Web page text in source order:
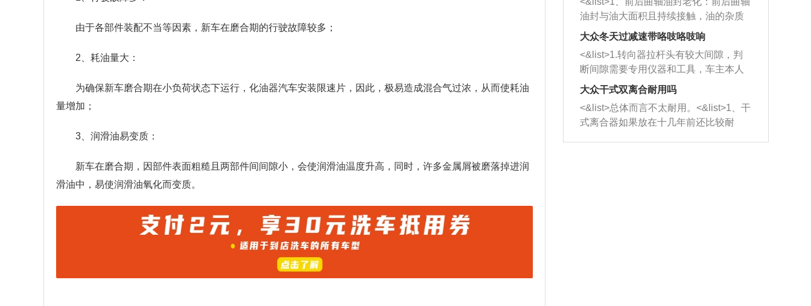
由于各部件装配不当等因素，新车在磨合期的行驶故障较多；
2、耗油量大：
为确保新车磨合期在小负荷状态下运行，化油器汽车安装限速片，因此，极易造成混合气过浓，从而使耗油
量增加；
3、润滑油易变质：
新车在磨合期，因部件表面粗糙且两部件间间隙小，会使润滑油温度升高，同时，许多金属屑被磨落掉进润
滑油中，易使润滑油氧化而变质。
的堵塞，就需要将三元催化器泡在草酸
洗剂对堵塞的情况得到解决，将清洗剂
放在燃油箱中，与燃油混合后，车辆启
动时，就可以和汽油一起进入到燃烧
室，最后形成废气排出，就可以让三元
催化器得到清洗，排气管堵塞的情况就
能够得到解决。
一圈半的练习，往右同样也要打相同的
圈数。 <&list>3、最后强调要反复练
习，这样就可以形成肌肉记忆，在真实
驾驶车辆时，不需要记忆也能打好方
向。
油封与油大面积且持续接触，油的杂质
和发动机内持续温度变化使其密封效果
逐渐减弱，导致渗油或漏油。<&list>2、
活塞间隙过大：积碳会使活塞环与缸体
的间隙扩大，导致机油流入燃烧室中，
造成烧机油。<&list>3、机油粘度。使用
机油粘度过小的话，同样会有烧机油现
象，机油粘度过小具有很好的流动性，
大众冬天过减速带咯吱咯吱响
<&list>1.转向器拉杆头有较大间隙，判
断间隙需要专用仪器和工具，车主本人
无法制作，需要将车辆送到修理厂或4s
店；<&list>2.车辆半轴套管防尘罩破
裂，破裂后会出现漏油现象，使半轴磨
损严重，磨损的半轴容易损坏，产生异
响；<&list>3.稳定器的转向胶套和球头
大众干式双离合耐用吗
<&list>总体而言不太耐用。<&list>1、干
式离合器如果放在十几年前还比较耐